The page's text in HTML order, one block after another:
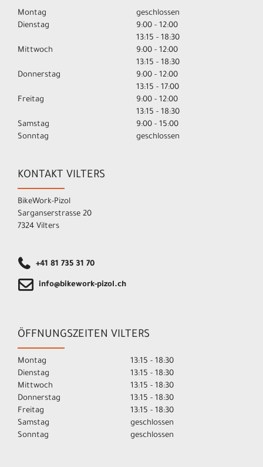
Montag
geschlossen
Dienstag
9:00 - 12:00
13:15 - 18:30
Mittwoch
9:00 - 12:00
13:15 - 18:30
Donnerstag
9:00 - 12:00
13:15 - 17:00
Freitag
9:00 - 12:00
13:15 - 18:30
Samstag
9:00 - 15:00
Sonntag
geschlossen
KONTAKT VILTERS
BikeWork-Pizol
Sarganserstrasse 20
7324 Vilters
+41 81 735 31 70
info@bikework-pizol.ch
ÖFFNUNGSZEITEN VILTERS
Montag
13:15 - 18:30
Dienstag
13:15 - 18:30
Mittwoch
13:15 - 18:30
Donnerstag
13:15 - 18:30
Freitag
13:15 - 18:30
Samstag
geschlossen
Sonntag
geschlossen